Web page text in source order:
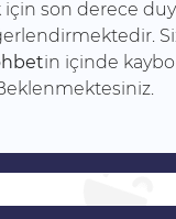
için son derece
in içinde